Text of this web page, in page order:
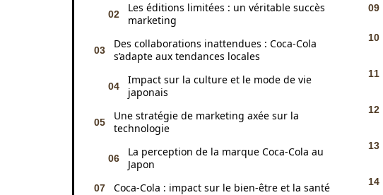
Les éditions limitées : un véritable succès
marketing
Des collaborations inattendues : Coca-Cola
s’adapte aux tendances locales
Impact sur la culture et le mode de vie
japonais
Une stratégie de marketing axée sur la
technologie
La perception de la marque Coca-Cola au
Japon
Coca-Cola : impact sur le bien-être et la santé